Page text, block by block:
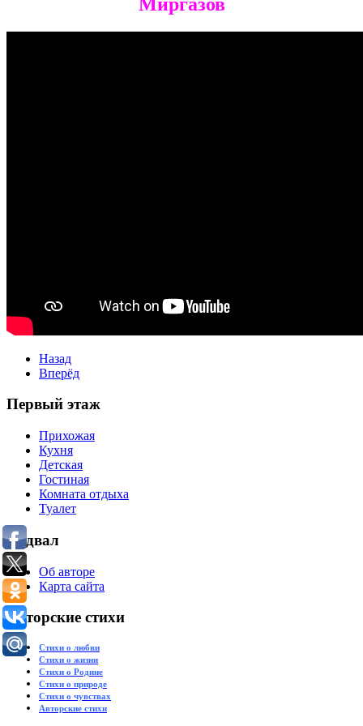
Назад
Вперёд
Первый этаж
Прихожая
Кухня
Детская
Гостиная
Комната отдыха
Туалет
Подвал
Об авторе
Карта сайта
Авторские стихи
Стихи о любви
Стихи о жизни
Стихи о Родине
Стихи о природе
Стихи о чувствах
Авторские стихи